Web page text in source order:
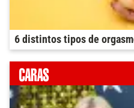
6 distintos tipos de